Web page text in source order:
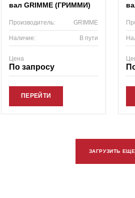
вал GRIMME (ГРИММИ)
Производитель: GRIMME
Наличие: В пути
Цена
По запросу
ПЕРЕЙТИ
ЗАГРУЗИТЬ ЕЩЕ